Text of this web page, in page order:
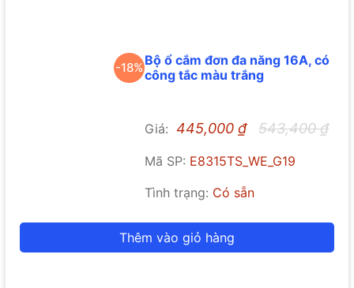
-18%Bộ ổ cắm đơn đa năng 16A, có
công tắc màu trắng
Giá: 445,000₫ 543,400₫
Mã SP: E8315TS_WE_G19
Tình trạng: Có sẵn
Thêm vào giỏ hàng